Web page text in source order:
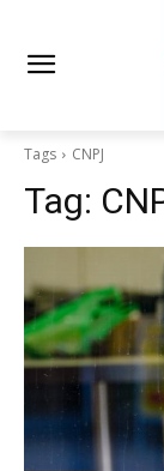
Tags CNPJ
Tag: